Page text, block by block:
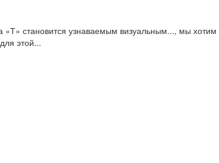
«Т» становится узнаваемым визуальным..., мы
этой...